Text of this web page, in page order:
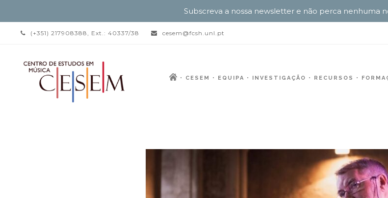
(+351) 217908388, Ext.: 40337/38 cesem@fcsh.unl.pt
CESEM EQUIPA INVESTIGAÇÃO RECURSOS
Subscreva a nossa newsletter e não perca nenhuma